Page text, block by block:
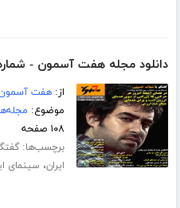
دانلود مجله هفت آسمون - شماره
از:هفت
موضوع:
۱۰۸ صفحه
برچسب‌ها:
ایران، سینمای